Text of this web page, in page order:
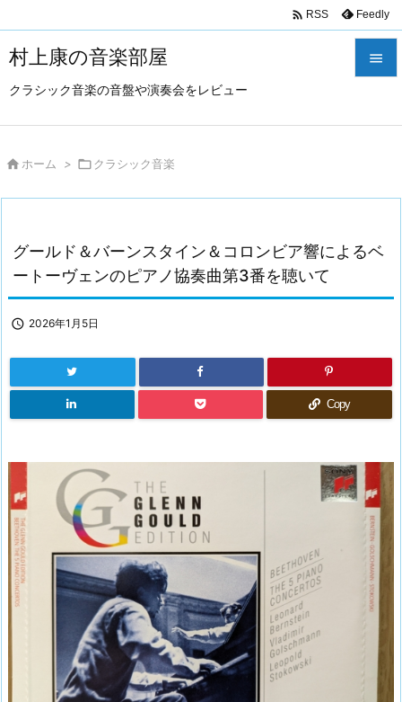
村上康の音楽部屋
クラシック音楽の音盤や演奏会をレビュー

次へ
検索
 RSS Feedly
 ホーム > クラシック音楽
グールド＆バーンスタイン＆コロンビア響によるベ
ートーヴェンのピアノ協奏曲第3番を聴いて
 2026年1月5日
Copy